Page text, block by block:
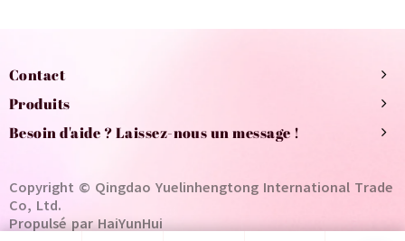
Contact
Produits
Besoin d'aide ? Laissez-nous un message !
Copyright © Qingdao Yuelinhengtong International Trade
Co, Ltd.
Propulsé par HaiYunHui